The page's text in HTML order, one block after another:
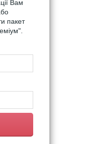
Вам
пакет